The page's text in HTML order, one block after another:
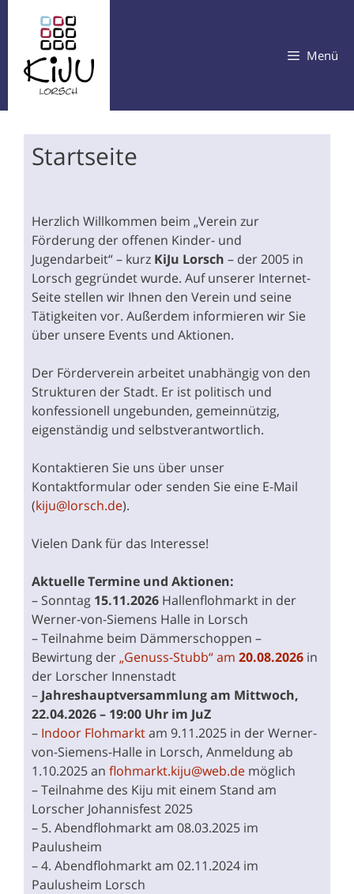
springen
Menü
Startseite
Herzlich Willkommen beim „Verein zur
Förderung der offenen Kinder- und
Jugendarbeit“ – kurz KiJu Lorsch – der 2005 in
Lorsch gegründet wurde. Auf unserer Internet-
Seite stellen wir Ihnen den Verein und seine
Tätigkeiten vor. Außerdem informieren wir Sie
über unsere Events und Aktionen.
Der Förderverein arbeitet unabhängig von den
Strukturen der Stadt. Er ist politisch und
konfessionell ungebunden, gemeinnützig,
eigenständig und selbstverantwortlich.
Kontaktieren Sie uns über unser
Kontaktformular oder senden Sie eine E-Mail
(kiju@lorsch.de).
Vielen Dank für das Interesse!
Aktuelle Termine und Aktionen:
– Sonntag 15.11.2026 Hallenflohmarkt in der
Werner-von-Siemens Halle in Lorsch
– Teilnahme beim Dämmerschoppen –
Bewirtung der„Genuss-Stubb“ am 20.08.2026 in
der Lorscher Innenstadt
– Jahreshauptversammlung am Mittwoch,
22.04.2026 – 19:00 Uhr im JuZ
– Indoor Flohmarktam 9.11.2025 in der Werner-
von-Siemens-Halle in Lorsch, Anmeldung ab
1.10.2025 an flohmarkt.kiju@web.de möglich
– Teilnahme des Kiju mit einem Stand am
Lorscher Johannisfest 2025
– 5. Abendflohmarkt am 08.03.2025 im
Paulusheim
– 4. Abendflohmarkt am 02.11.2024 im
Paulusheim Lorsch